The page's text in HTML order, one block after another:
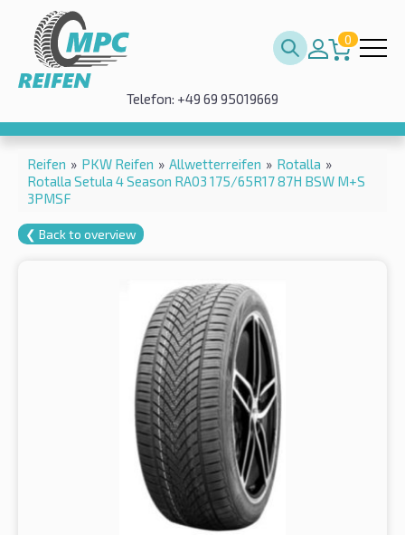
0
Telefon: +49 69 95019669
Reifen » PKW Reifen » Allwetterreifen » Rotalla »
Rotalla Setula 4 Season RA03 175/65R17 87H BSW M+S
3PMSF
❮ Back to overview